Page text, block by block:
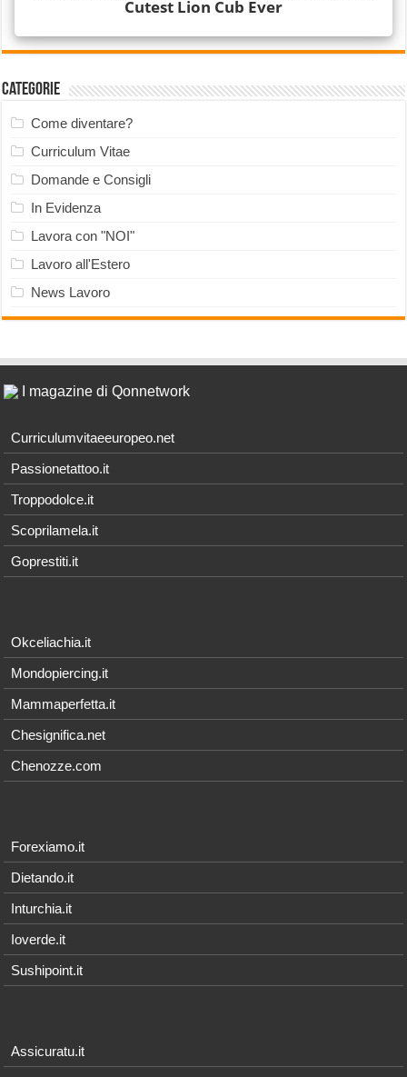
Categorie
Come diventare?
Curriculum Vitae
Domande e Consigli
In Evidenza
Lavora con "NOI"
Lavoro all'Estero
News Lavoro
I magazine di Qonnetwork
Curriculumvitaeeuropeo.net
Passionetattoo.it
Troppodolce.it
Scoprilamela.it
Goprestiti.it
Okceliachia.it
Mondopiercing.it
Mammaperfetta.it
Chesignifica.net
Chenozze.com
Forexiamo.it
Dietando.it
Inturchia.it
Ioverde.it
Sushipoint.it
Assicuratu.it